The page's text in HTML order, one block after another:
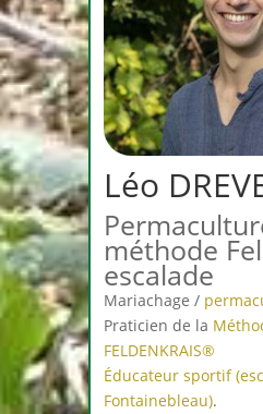
Léo
méthode
escalade
Mariachage /
Praticien de la
FELDENKRAIS®
Éducateur sportif
Fontainebleau).